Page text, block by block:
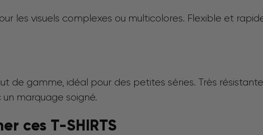
les visuels complexes ou multicolores. Flexible et
de gamme, idéal pour des petites séries. Très
marquage soigné.
ces T-SHIRTS